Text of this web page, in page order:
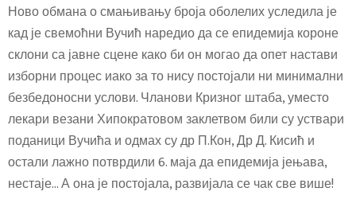
Ново обмана о смањивању броја оболелих уследила је
кад је свемоћни Вучић наредио да се епидемија короне
склони са јавне сцене како би он могао да опет настави
изборни процес иако за то нису постојали ни минимални
безбедоносни услови. Чланови Кризног штаба, уместо
лекари везани Хипократовом заклетвом били су уствари
поданици Вучића и одмах су др П.Кон, Др Д. Кисић и
остали лажно потврдили 6. маја да епидемија јењава,
нестаје… А она је постојала, развијала се чак све више!